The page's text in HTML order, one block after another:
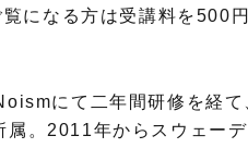
になる方は受講料を500
にて二年間研修を経て
。2011年からスウェー